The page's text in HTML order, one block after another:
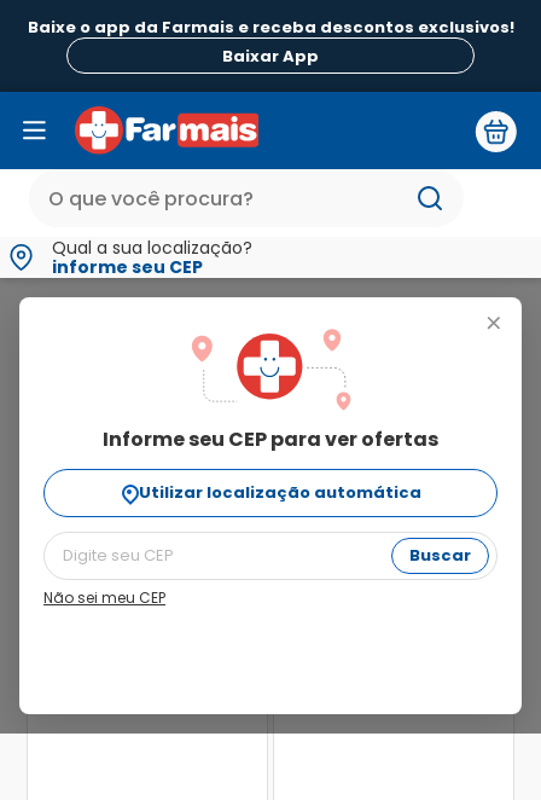
Baixe o app da Farmais e receba descontos exclusivos!
Baixar App
Qual a sua localização?
informe seu CEP
+
Informe seu CEP para ver ofertas
Utilizar localização automática
Buscar
Não sei meu CEP
fisiopauher
Ordenar Por
relevância